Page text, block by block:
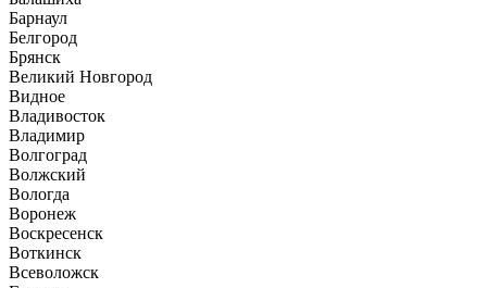
Барнаул
Белгород
Брянск
Великий Новгород
Видное
Владивосток
Владимир
Волгоград
Волжский
Вологда
Воронеж
Воскресенск
Воткинск
Всеволожск